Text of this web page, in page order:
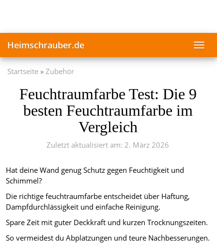
Heimschrauber.de
Startseite Zubehör
Feuchtraumfarbe Test: Die 9
besten Feuchtraumfarbe im
Vergleich
Zuletzt aktualisiert am: 2. März 2026
Hat deine Wand genug Schutz gegen Feuchtigkeit und
Schimmel?
Die richtige feuchtraumfarbe entscheidet über Haftung,
Dampfdurchlässigkeit und einfache Reinigung.
Spare Zeit mit guter Deckkraft und kurzen Trocknungszeiten.
So vermeidest du Abplatzungen und teure Nachbesserungen.